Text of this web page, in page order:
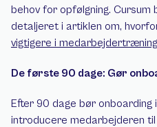
behov for opfølgning. Cursum
detaljeret i artiklen om,
vigtigere i medarbejdertræning
De første 90 dage: Gør
Efter 90 dage bør
introducere medarbejderen